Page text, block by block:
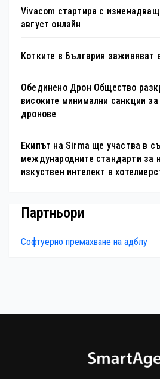
Vivacom стартира с
август онлайн
Котките в България заживяват
Обединено Дрон Общество
високите минимални санкции
дронове
Екипът на Sirma ще участва в
международните стандарти за
изкуствен интелект в
Партньори
Софтуерно премахване на адблу